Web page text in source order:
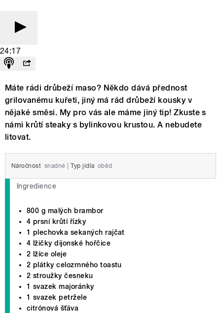
24:17
Máte rádi drůbeží maso? Někdo dává přednost
grilovanému kuřeti, jiný má rád drůbeží kousky v
nějaké směsi. My pro vás ale máme jiný tip! Zkuste s
námi krůtí steaky s bylinkovou krustou. A nebudete
litovat.
Náročnost snadné Typ jídla oběd
Ingredience
800 g malých brambor
4 prsní krůtí řízky
1 plechovka sekaných rajčat
4 lžičky dijonské hořčice
2 lžíce oleje
2 plátky celozrnného toastu
2 stroužky česneku
1 svazek majoránky
1 svazek petržele
citrónová šťáva